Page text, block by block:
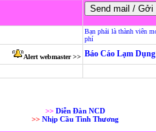
Bạn phải là thành viên
phí
Alert webmaster >> Báo Cáo Lạm
>> Diễn Đàn NCD
>> Nhịp Cầu Tình Thương